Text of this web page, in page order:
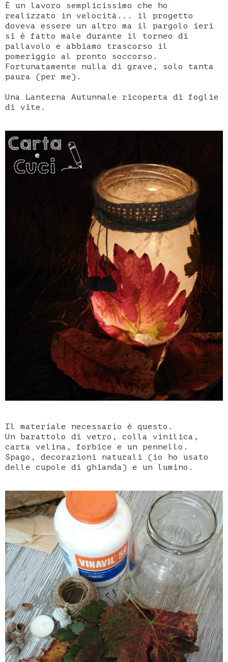
È un lavoro semplicissimo che ho
realizzato in velocità... il progetto
doveva essere un altro ma il pargolo ieri
si è fatto male durante il torneo di
pallavolo e abbiamo trascorso il
pomeriggio al pronto soccorso.
Fortunatamente nulla di grave, solo tanta
paura (per me).
Una Lanterna Autunnale ricoperta di foglie
di vite.
Il materiale necessario è questo.
Un barattolo di vetro, colla vinilica,
carta velina, forbice e un pennello.
Spago, decorazioni naturali (io ho usato
delle cupole di ghianda) e un lumino.